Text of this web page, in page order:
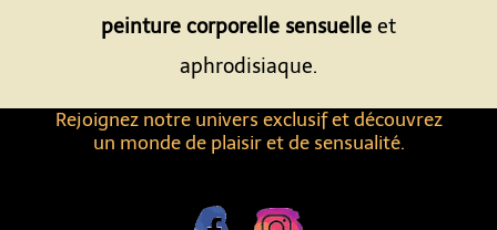
Rejoignez notre univers exclusif et découvrez
un monde de plaisir et de sensualité.
peinture corporelle sensuelle et
aphrodisiaque.